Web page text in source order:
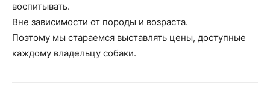
воспитывать.
Вне зависимости от породы и возраста.
Поэтому мы стараемся выставлять цены, доступные
каждому владельцу собаки.